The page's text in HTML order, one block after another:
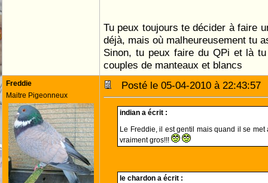
Tu peux toujours te décider à faire
déjà, mais où malheureusement tu
Sinon, tu peux faire du QPi et là
couples de manteaux et blancs
Freddie
Maitre Pigeonneux
Posté le 05-04-2010 à
indian a écrit :
Le Freddie, il est gentil mais quand il se
vraiment gros!!!
le chardon a écrit :